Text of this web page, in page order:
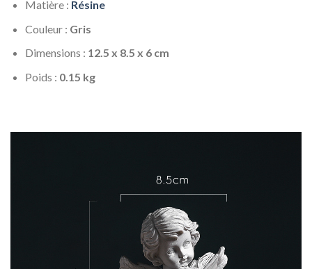
Matière : Résine
Couleur : Gris
Dimensions : 12.5 x 8.5 x 6 cm
Poids : 0.15 kg